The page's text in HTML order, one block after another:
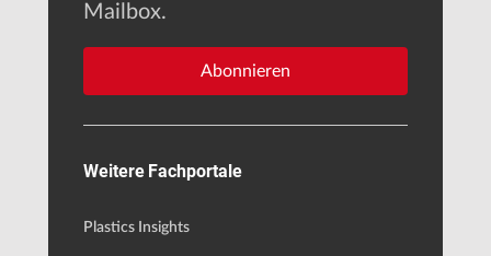
Mailbox.
Abonnieren
Weitere Fachportale
Plastics Insights